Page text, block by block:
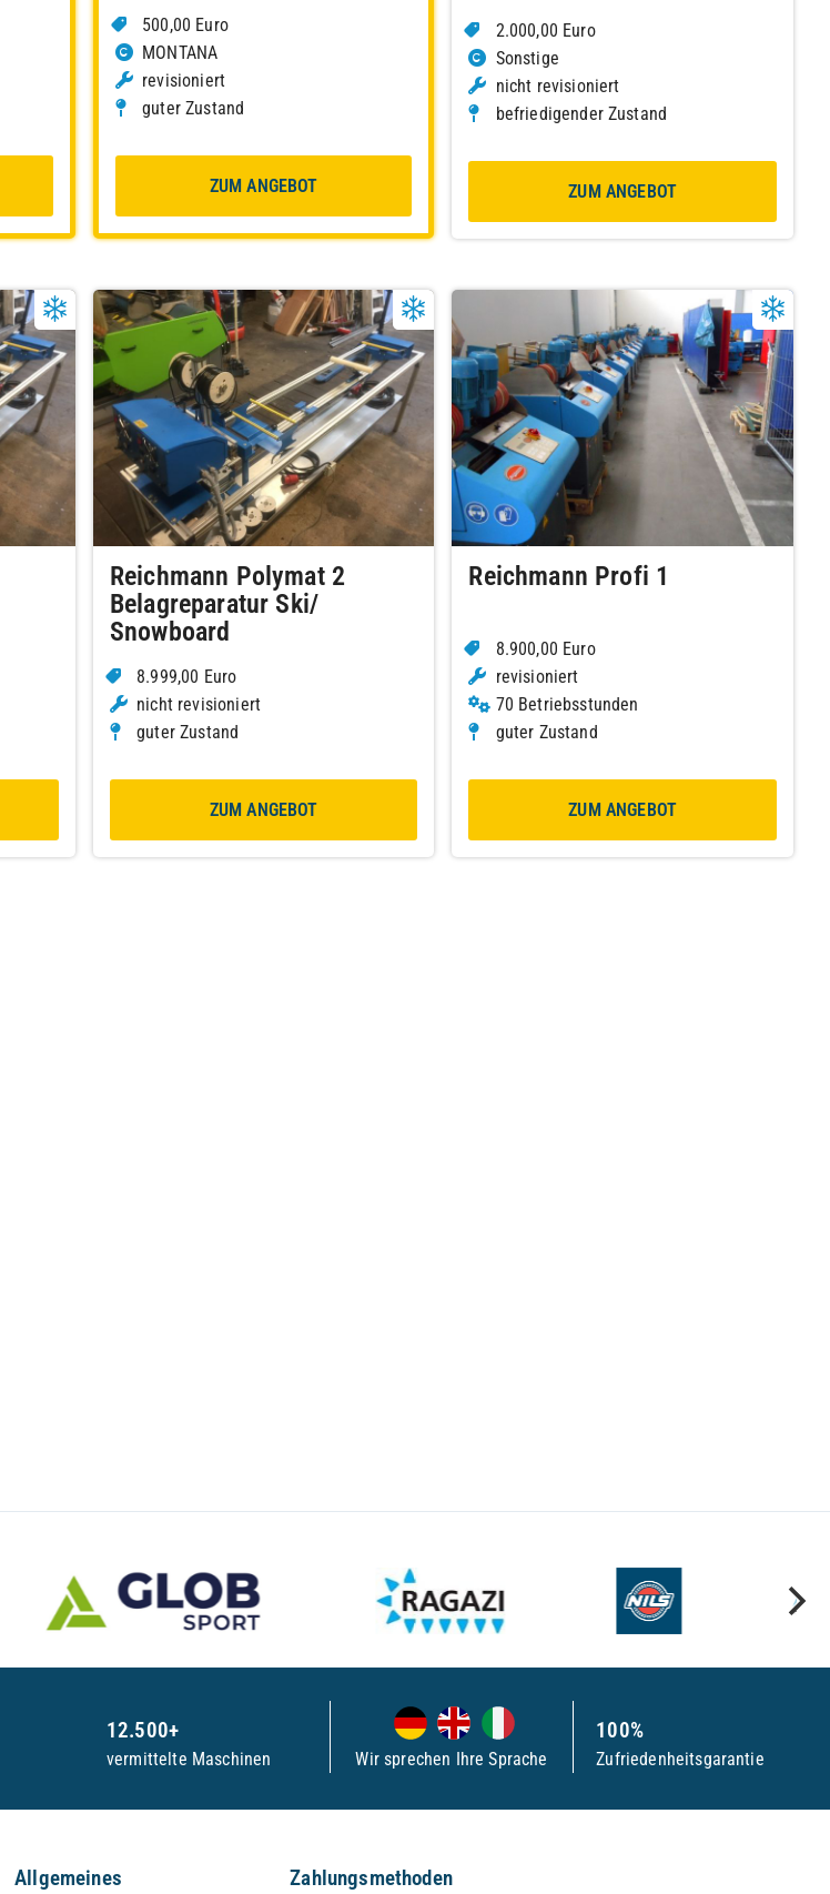
500,00 Euro
MONTANA
revisioniert
guter Zustand
ZUM ANGEBOT
2.000,00 Euro
Sonstige
nicht revisioniert
befriedigender Zustand
ZUM ANGEBOT
Reichmann Polymat 2
Belagreparatur Ski/
Snowboard
8.999,00 Euro
nicht revisioniert
guter Zustand
ZUM ANGEBOT
Reichmann Profi 1
8.900,00 Euro
revisioniert
70 Betriebsstunden
guter Zustand
ZUM ANGEBOT
12.500+
vermittelte Maschinen Wir sprechen Ihre Sprache
100%
Zufriedenheitsgarantie
Allgemeines Zahlungsmethoden